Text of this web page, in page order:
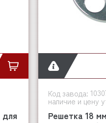
Код завода:
наличие и цену
Решетка 18